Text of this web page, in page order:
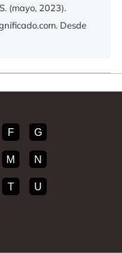
(mayo, 2023).
Desde
F G
M N
T U